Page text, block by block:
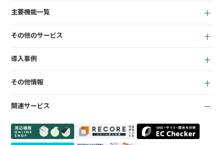
アパレル向け
主要機能一覧
EC機能
KPI管理機能
会計機能
その他のサービス
質機能
ささげ代行サービス
導入事例
商材専門店
買取専門店
トレーディングカード
その他情報
よくある質問
会社概要
関連サービス